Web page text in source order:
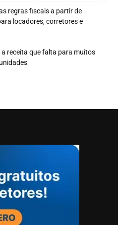
regras fiscais a partir de
locadores, corretores e
receita que falta para muitos